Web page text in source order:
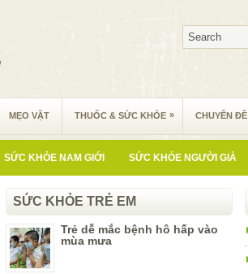
MẸO VẶT THUỐC & SỨC KHỎE » CHUYÊN ĐỀ
SỨC KHỎE NAM GIỚI SỨC KHỎE NGƯỜI GIÀ
SỨC KHỎE TRẺ EM
Trẻ dễ mắc bệnh hô hấp vào
mùa mưa